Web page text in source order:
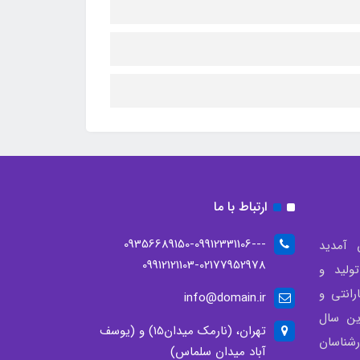
آمدید
و
و
سال
ارتباط با ما
--09356689150-09912331106-
09912121103-02177952978
info@domain.ir
تهران، (نارمک میدان15) و (یوسف
آباد میدان سلماس)